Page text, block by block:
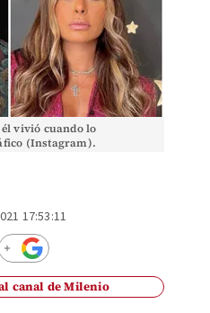
vivió cuando lo
(Instagram).
17:53:11
canal de Milenio